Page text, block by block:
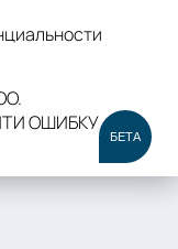
ОШИБКУ
БЕТА